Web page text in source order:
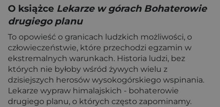
O książce Lekarze w górach Bohaterowie
drugiego planu
To opowieść o granicach ludzkich możliwości, o
człowieczeństwie, które przechodzi egzamin w
ekstremalnych warunkach. Historia ludzi, bez
których nie byłoby wśród żywych wielu z
dzisiejszych herosów wysokogórskiego wspinania.
Lekarze wypraw himalajskich - bohaterowie
drugiego planu, o których często zapominamy.